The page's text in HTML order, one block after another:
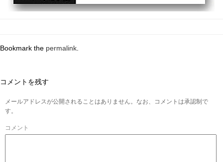
Bookmark the permalink
コメントを残す
メールアドレスが公開されることはありません。なお、コメントは承認制で
す。
コメント